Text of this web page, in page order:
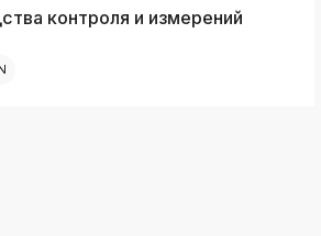
контроля и измерений